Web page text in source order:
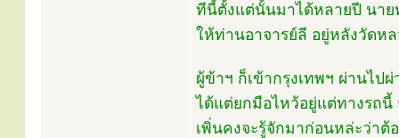
ทีนี้ตั้งแต่นั้นมาได้หลายปี นาย
ให้ท่านอาจารย์ลี อยู่หลังวัดห
ผู้ข้าฯ ก็เข้ากรุงเทพฯ ผ่านไป
ได้แต่ยกมือไหว้อยู่แต่ทางรถนี้
เพิ่นคงจะรู้จักมาก่อนหล่ะว่าต้